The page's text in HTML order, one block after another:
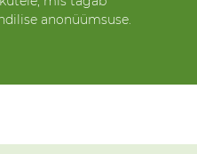
anonüümsuse.